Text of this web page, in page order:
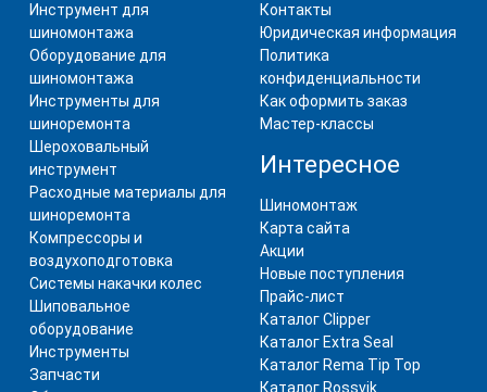
Инструмент для
шиномонтажа
Оборудование для
шиномонтажа
Инструменты для
шиноремонта
Шероховальный
инструмент
Расходные материалы для
шиноремонта
Компрессоры и
воздухоподготовка
Системы накачки колес
Шиповальное
оборудование
Инструменты
Запчасти
Контакты
Юридическая информация
Политика
конфиденциальности
Как оформить заказ
Мастер-классы
Интересное
Шиномонтаж
Карта сайта
Акции
Новые поступления
Прайс-лист
Каталог Clipper
Каталог Extra Seal
Каталог Rema Tip Top
Каталог Rossvik